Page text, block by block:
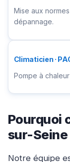
Mise aux
dépannage.
Climaticien ·
Pompe à
Pourquoi
sur-Seine
Notre équipe